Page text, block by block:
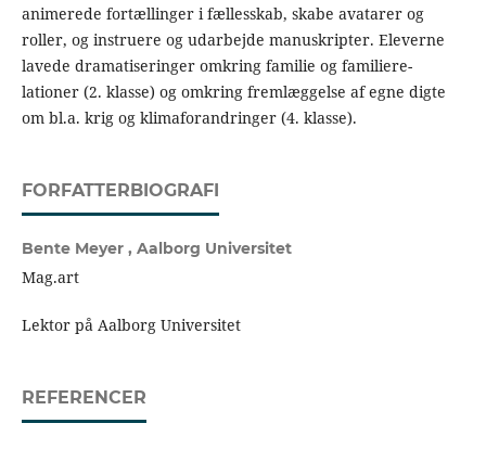
animerede fortællinger i fællesskab, skabe avatarer og
roller, og instruere og udarbejde manuskripter. Eleverne
lavede dramatiseringer omkring familie og familiere-
lationer (2. klasse) og omkring fremlæggelse af egne digte
om bl.a. krig og klimaforandringer (4. klasse).
FORFATTERBIOGRAFI
Bente Meyer , Aalborg Universitet
Mag.art
Lektor på Aalborg Universitet
REFERENCER